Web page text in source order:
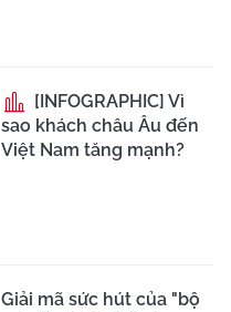
[INFOGRAPHIC] Vì
sao khách châu Âu đến
Việt Nam tăng mạnh?
Giải mã sức hút của "bộ